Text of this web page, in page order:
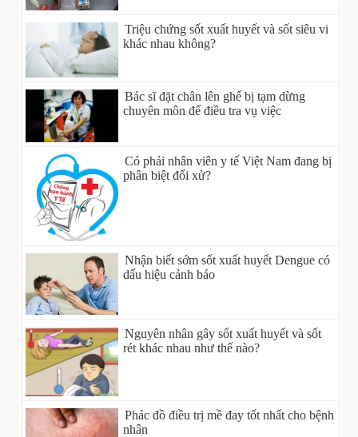
Triệu chứng sốt xuất huyết và sốt siêu vi
khác nhau không?
Bác sĩ đặt chân lên ghế bị tạm dừng
chuyên môn để điều tra vụ việc
Có phải nhân viên y tế Việt Nam đang bị
phân biệt đối xử?
Nhận biết sớm sốt xuất huyết Dengue có
dấu hiệu cảnh báo
Nguyên nhân gây sốt xuất huyết và sốt
rét khác nhau như thế nào?
Phác đồ điều trị mề đay tốt nhất cho bệnh
nhân